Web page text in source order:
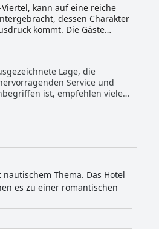
kann auf eine reiche
dessen Charakter
kommt. Die Gäste
Golden Gate Bridge,
hoteleigene Blue Mermaid
Hotels für die Umwelt durch
Lage, die
Service und
ist, empfehlen viele
Thema. Das Hotel
es zu einer romantischen